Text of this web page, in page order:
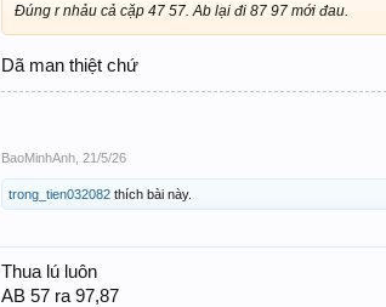
Đúng r nhảu cả cặp 47 57. Ab lại đi 87 97 mới đau.
Dã man thiệt chứ
BaoMinhAnh 21/5/26
trong_tien032082 thích bài này.
Thua lú luôn
AB 57 ra 97,87